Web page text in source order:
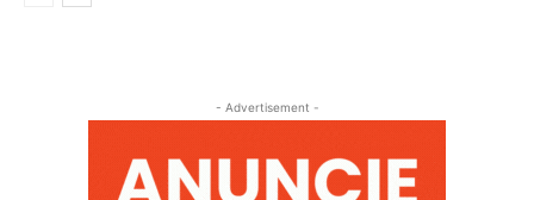
- Advertisement -